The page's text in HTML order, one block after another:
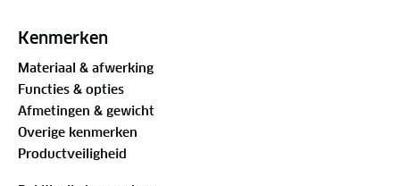
25 centimeter. Zitdiepte: 41 centimeter. Zitbreedte:
belasting: 100 kilogram.
Kenmerken
Materiaal & afwerking
Functies & opties
Afmetingen & gewicht
Overige kenmerken
Productveiligheid